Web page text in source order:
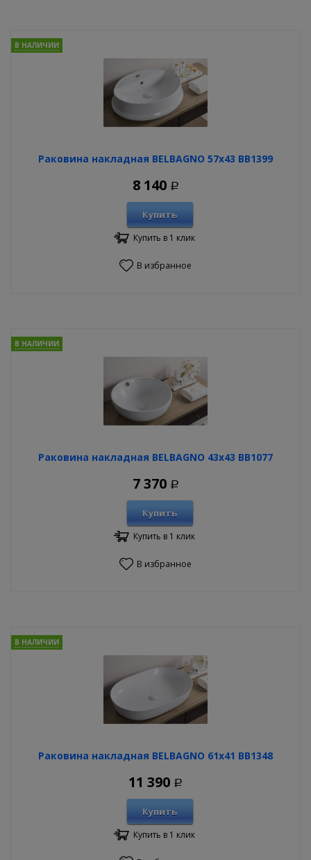
Раковина накладная BELBAGNO 57х43 BB1399
В НАЛИЧИИ
8 140 Р
Купить
Купить в 1 клик
В избранное
Раковина накладная BELBAGNO 43х43 BB1077
В НАЛИЧИИ
7 370 Р
Купить
Купить в 1 клик
В избранное
Раковина накладная BELBAGNO 61х41 BB1348
В НАЛИЧИИ
11 390 Р
Купить
Купить в 1 клик